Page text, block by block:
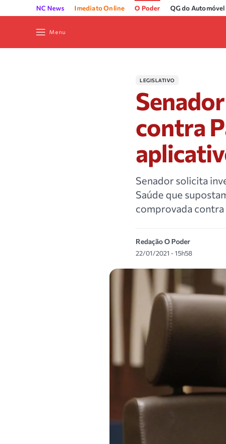
NC News Imediato Online O Poder QG do Automóvel
Menu
LEGISLATIVO
contra
Senador solicita
Saúde que
comprovada contra
Redação O Poder
22/01/2021 - 15h58